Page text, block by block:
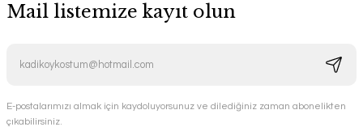
Mail listemize kayıt olun
E-postalarımızı almak için kaydoluyorsunuz ve dilediğiniz zaman abonelikten
çıkabilirsiniz.